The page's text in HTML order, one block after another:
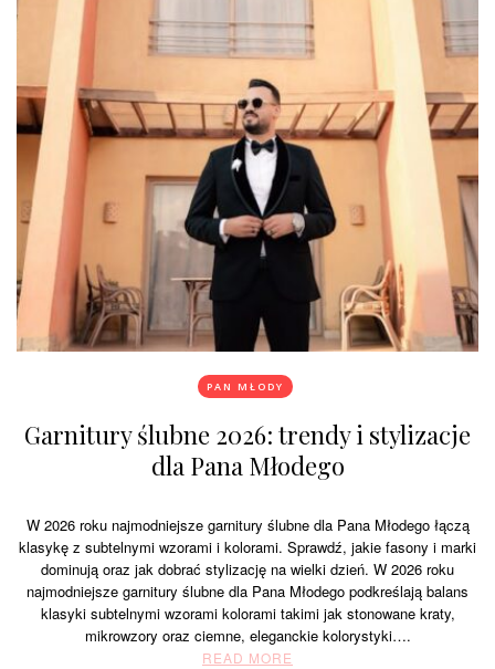
PAN MŁODY
Garnitury ślubne 2026: trendy i stylizacje
dla Pana Młodego
W 2026 roku najmodniejsze garnitury ślubne dla Pana Młodego łączą
klasykę z subtelnymi wzorami i kolorami. Sprawdź, jakie fasony i marki
dominują oraz jak dobrać stylizację na wielki dzień. W 2026 roku
najmodniejsze garnitury ślubne dla Pana Młodego podkreślają balans
klasyki subtelnymi wzorami kolorami takimi jak stonowane kraty,
mikrowzory oraz ciemne, eleganckie kolorystyki….
READ MORE